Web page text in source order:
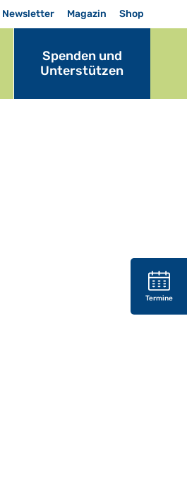
Newsletter Magazin Shop
Spenden und
Unterstützen
Termine